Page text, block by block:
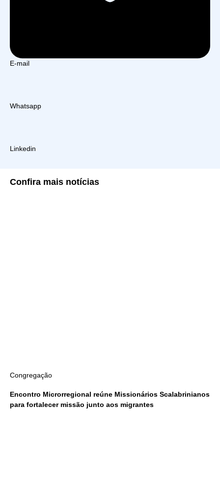
E-mail
Whatsapp
Linkedin
Confira mais notícias
Congregação
Encontro Microrregional reúne Missionários Scalabrinianos
para fortalecer missão junto aos migrantes